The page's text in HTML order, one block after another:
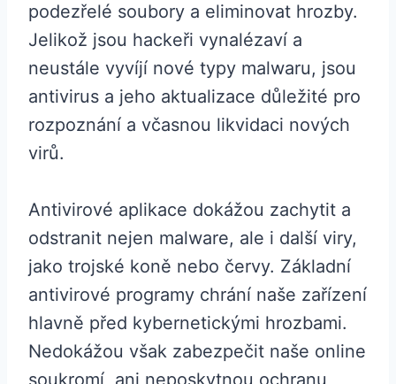
podezřelé soubory a eliminovat hrozby.
Jelikož jsou hackeři vynalézaví a
neustále vyvíjí nové typy malwaru, jsou
antivirus a jeho aktualizace důležité pro
rozpoznání a včasnou likvidaci nových
virů.
Antivirové aplikace dokážou zachytit a
odstranit nejen malware, ale i další viry,
jako trojské koně nebo červy. Základní
antivirové programy chrání naše zařízení
hlavně před kybernetickými hrozbami.
Nedokážou však zabezpečit naše online
soukromí, ani neposkytnou ochranu